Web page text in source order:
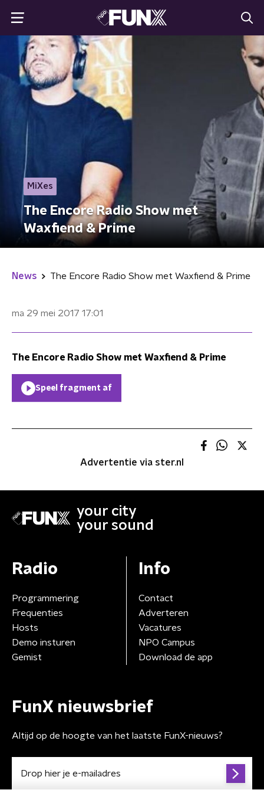
MiXes
The Encore Radio Show met
Waxfiend & Prime
News The Encore Radio Show met Waxfiend & Prime
ma 29 mei 2017 17:01
The Encore Radio Show met Waxfiend & Prime
Speel fragment af
Advertentie via ster.nl
your city
your sound
Radio
Programmering
Frequenties
Hosts
Demo insturen
Gemist
Info
Contact
Adverteren
Vacatures
NPO Campus
Download de app
FunX nieuwsbrief
Altijd op de hoogte van het laatste FunX-nieuws?